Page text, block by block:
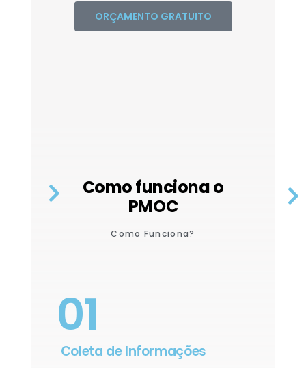
ORÇAMENTO GRATUITO
Como funciona o
PMOC
Como Funciona?
01
Coleta de Informações